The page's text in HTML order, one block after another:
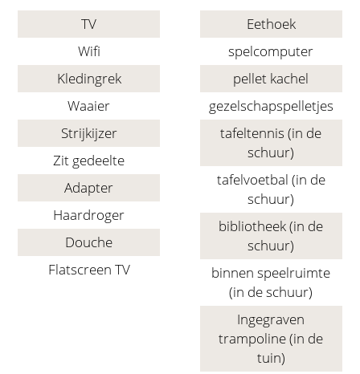
TV
Wifi
Kledingrek
Waaier
Strijkijzer
Zit gedeelte
Adapter
Haardroger
Douche
Flatscreen TV
Eethoek
spelcomputer
pellet kachel
gezelschapspelletjes
tafeltennis (in de
schuur)
tafelvoetbal (in de
schuur)
bibliotheek (in de
schuur)
binnen speelruimte
(in de schuur)
Ingegraven
trampoline (in de
tuin)